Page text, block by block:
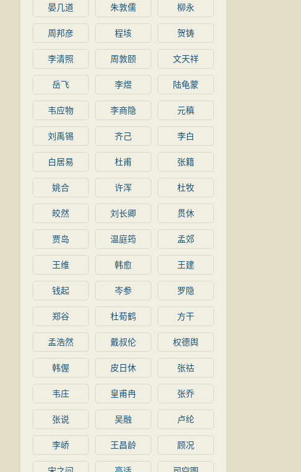
晏几道 朱敦儒 柳永
周邦彦 程垓 贺铸
李清照 周敦颐 文天祥
岳飞 李煜 陆龟蒙
韦应物 李商隐 元稹
刘禹锡 齐己 李白
白居易 杜甫 张籍
姚合 许浑 杜牧
皎然 刘长卿 贯休
贾岛 温庭筠 孟郊
王维 韩愈 王建
钱起 岑参 罗隐
郑谷 杜荀鹤 方干
孟浩然 戴叔伦 权德舆
韩偓 皮日休 张祜
韦庄 皇甫冉 张乔
张说 吴融 卢纶
李峤 王昌龄 顾况